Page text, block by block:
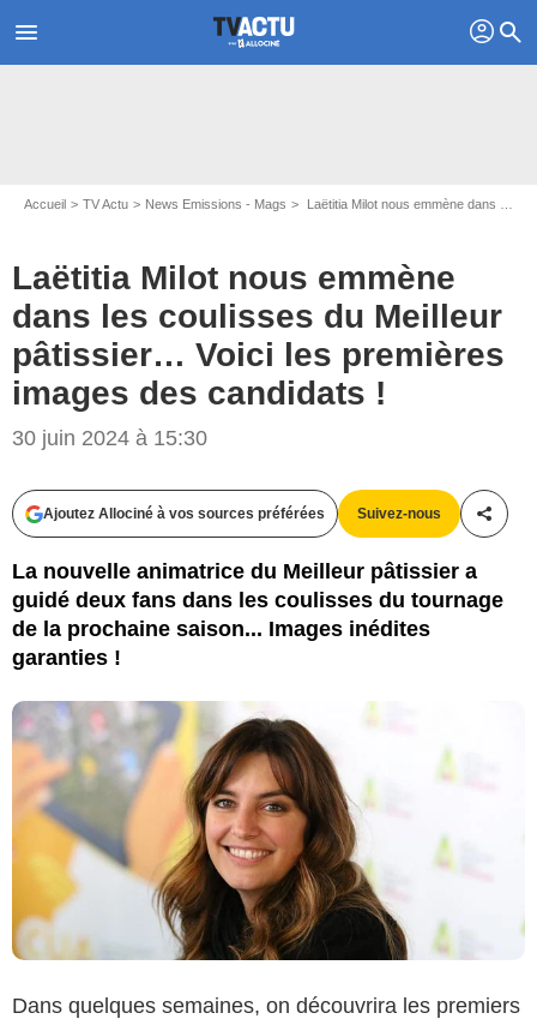
menu profil search
Accueil TV Actu News Emissions - Mags Laëtitia Milot nous emmène dans les coulisses du Meilleur pâtissier… Voici les premières images des candidats !
Laëtitia Milot nous emmène
dans les coulisses du Meilleur
pâtissier… Voici les premières
images des candidats !
30 juin 2024 à 15:30
Ajoutez Allociné à vos sources préférées Suivez-nous
La nouvelle animatrice du Meilleur pâtissier a
guidé deux fans dans les coulisses du tournage
de la prochaine saison... Images inédites
garanties !
Dans quelques semaines, on découvrira les premiers